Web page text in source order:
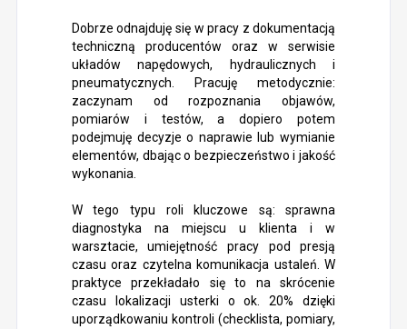
Dobrze odnajduję się w pracy z dokumentacją
techniczną producentów oraz w serwisie
układów napędowych, hydraulicznych i
pneumatycznych. Pracuję metodycznie:
zaczynam od rozpoznania objawów,
pomiarów i testów, a dopiero potem
podejmuję decyzje o naprawie lub wymianie
elementów, dbając o bezpieczeństwo i jakość
wykonania.
W tego typu roli kluczowe są: sprawna
diagnostyka na miejscu u klienta i w
warsztacie, umiejętność pracy pod presją
czasu oraz czytelna komunikacja ustaleń. W
praktyce przekładało się to na skrócenie
czasu lokalizacji usterki o ok. 20% dzięki
uporządkowaniu kontroli (checklista, pomiary,